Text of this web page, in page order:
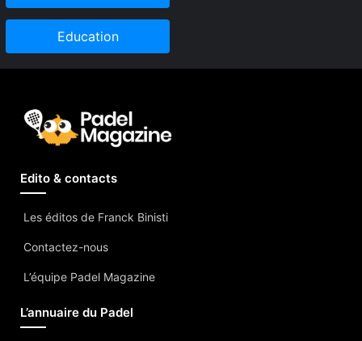
Education
Edito & contacts
Les éditos de Franck Binisti
Contactez-nous
L’équipe Padel Magazine
L’annuaire du Padel